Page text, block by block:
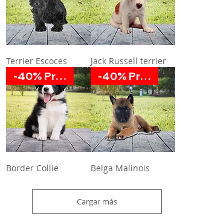
Terrier Escoces Jack Russell terrier
-40% Promoción
Border Collie
-40% Promoción
Belga Malinois
Cargar más